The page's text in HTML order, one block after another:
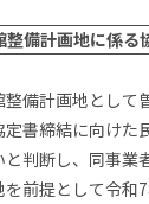
整備計画地に係る
備計画地として
定書締結に向け
判断し、同事業
前提として令和